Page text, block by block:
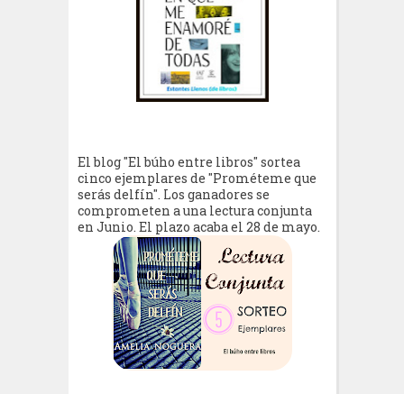
El blog "El búho entre libros" sortea
cinco ejemplares de "Prométeme que
serás delfín". Los ganadores se
comprometen a una lectura conjunta
en Junio. El plazo acaba el 28 de mayo.